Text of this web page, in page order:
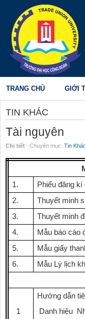
TRANG CHỦ GIỚI
TIN KHÁC
Tài nguyên
Chi tiết Chuyên mục: Tin Khác
1.
Phiếu đăng
2.
Thuyết minh
3.
Thuyết minh
4.
Mẫu báo cáo
5.
Mẫu giấy
6.
Mẫu Lý lịch
1
Hướng dẫn
Danh hiệu